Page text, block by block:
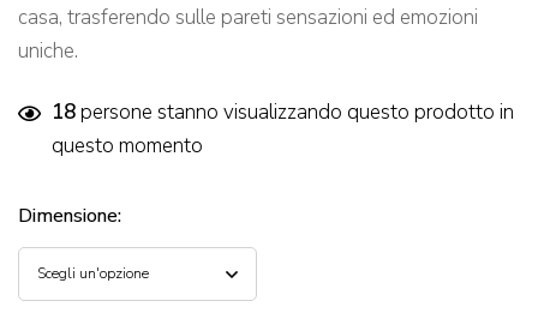
casa, trasferendo sulle pareti sensazioni ed emozioni
uniche.
18persone stanno visualizzando questo prodotto in
questo momento
Dimensione: